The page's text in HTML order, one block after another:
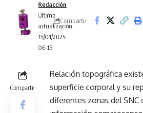
Última
actualización:
15/01/2025
06:15
Redacción
Compartir
Compartir
Relación topográfica
superficie corporal y su
diferentes zonas del SNC